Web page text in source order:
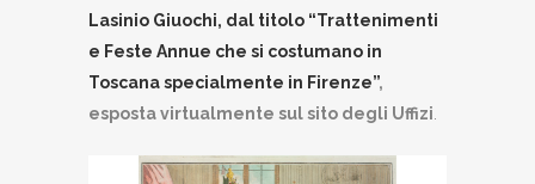
Lasinio Giuochi, dal titolo “Trattenimenti
e Feste Annue che si costumano in
Toscana specialmente in Firenze”,
esposta virtualmente sul sito degli Uffizi